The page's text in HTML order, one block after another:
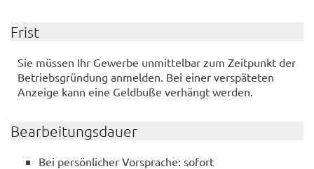
Frist
Sie müssen Ihr Gewerbe unmittelbar zum Zeitpunkt der
Betriebsgründung anmelden. Bei einer verspäteten
Anzeige kann eine Geldbuße verhängt werden.
Bearbeitungsdauer
Bei persönlicher Vorsprache: sofort